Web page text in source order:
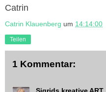
Catrin
Catrin Klauenberg um 14:14:00
Teilen
1 Kommentar:
Sigrids kreative ART